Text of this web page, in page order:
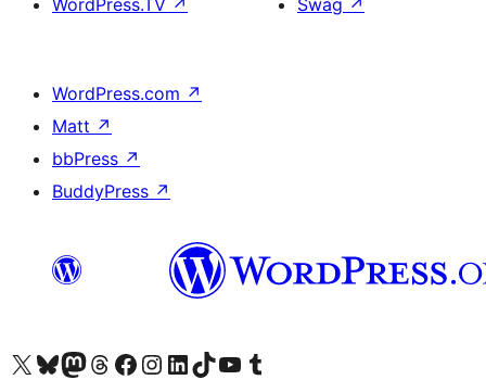
WordPress.TV ↗
Swag ↗
WordPress.com ↗
Matt ↗
bbPress ↗
BuddyPress ↗
Посетите нас в X (ранее Twitter)
Посетите нашу учётную запись в Bluesky
Посетите нашу ленту в Mastodon
Посетите нашу учётную запись в Threads
Посетите нашу страницу на Facebook
Посетите наш Instagram
Посетите нашу страницу в LinkedIn
Посетите нашу учётную запись в TikTok
Посетите наш канал YouTube
Посетите нашу учётную запись в Tumblr